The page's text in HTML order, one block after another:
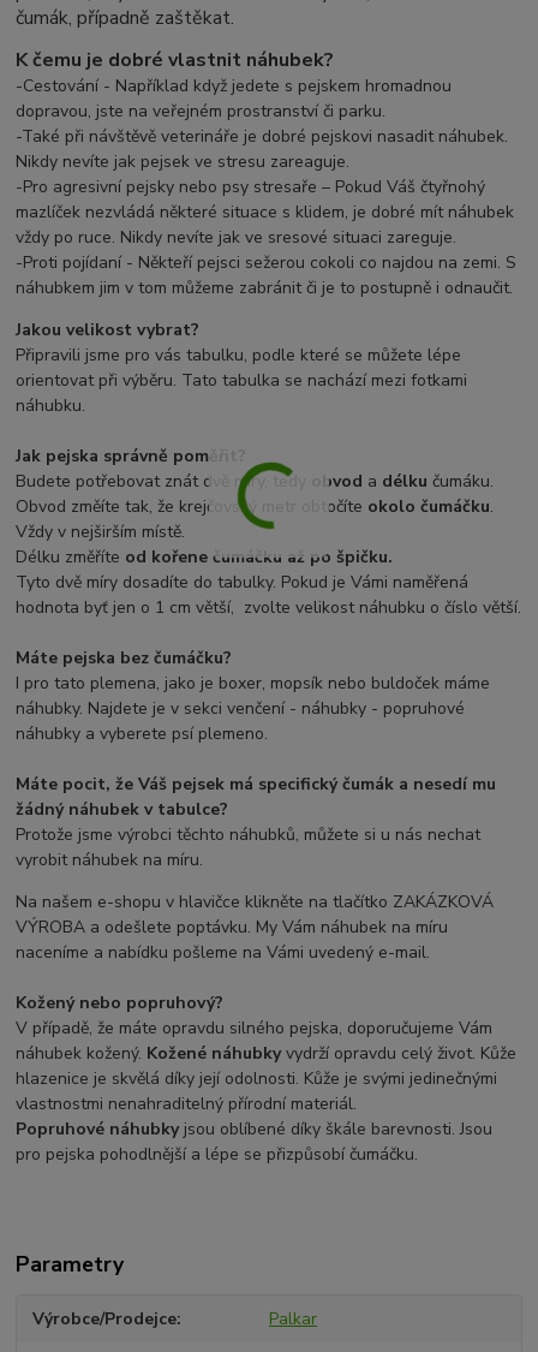
čumák, případně zaštěkat.
K čemu je dobré vlastnit náhubek?
-Cestování - Například když jedete s pejskem hromadnou
dopravou, jste na veřejném prostranství či parku.
-Také při návštěvě veterináře je dobré pejskovi nasadit náhubek.
Nikdy nevíte jak pejsek ve stresu zareaguje.
-Pro agresivní pejsky nebo psy stresaře – Pokud Váš čtyřnohý
mazlíček nezvládá některé situace s klidem, je dobré mít náhubek
vždy po ruce. Nikdy nevíte jak ve sresové situaci zareguje.
-Proti pojídaní - Někteří pejsci sežerou cokoli co najdou na zemi. S
náhubkem jim v tom můžeme zabránit či je to postupně i odnaučit.
Jakou velikost vybrat?
Připravili jsme pro vás tabulku, podle které se můžete lépe
orientovat při výběru. Tato tabulka se nachází mezi fotkami
náhubku.
Jak pejska správně poměřit?
Budete potřebovat znát dvě míry, tedy
obvod a délkučumáku.
Obvod změíte tak, že krejčovský metr obtočíte okolo čumáčku.
Vždy v nejširším místě.
Délku změříte od kořene čumáčku až po špičku.
Tyto dvě míry dosadíte do tabulky. Pokud je Vámi naměřená
hodnota byť jen o 1 cm větší, zvolte velikost náhubku o číslo větší.
Máte pejska bez čumáčku?
I pro tato plemena, jako je boxer, mopsík nebo buldoček máme
náhubky. Najdete je v sekci venčení - náhubky - popruhové
náhubky a vyberete psí plemeno.
Máte pocit, že Váš pejsek má specifický čumák a nesedí mu
žádný náhubek v tabulce?
Protože jsme výrobci těchto náhubků, můžete si u nás nechat
vyrobit náhubek na míru.
Na našem e-shopu v hlavičce klikněte na tlačítko ZAKÁZKOVÁ
VÝROBA a odešlete poptávku. My Vám náhubek na míru
naceníme a nabídku pošleme na Vámi uvedený e-mail.
Kožený nebo popruhový?
V případě, že máte opravdu silného pejska, doporučujeme Vám
náhubek kožený. Kožené náhubkyvydrží opravdu celý život. Kůže
hlazenice je skvělá díky její odolnosti. Kůže je svými jedinečnými
vlastnostmi nenahraditelný přírodní materiál.
Popruhové náhubkyjsou oblíbené díky škále barevnosti. Jsou
pro pejska pohodlnější a lépe se přizpůsobí čumáčku.
Parametry
Výrobce/Prodejce Palkar